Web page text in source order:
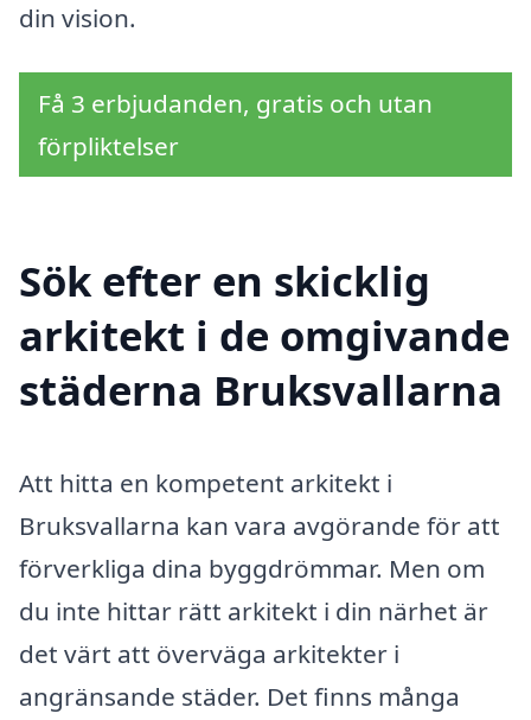
din vision.
Få 3 erbjudanden, gratis och utan
förpliktelser
Sök efter en skicklig
arkitekt i de omgivande
städerna Bruksvallarna
Att hitta en kompetent arkitekt i
Bruksvallarna kan vara avgörande för att
förverkliga dina byggdrömmar. Men om
du inte hittar rätt arkitekt i din närhet är
det värt att överväga arkitekter i
angränsande städer. Det finns många